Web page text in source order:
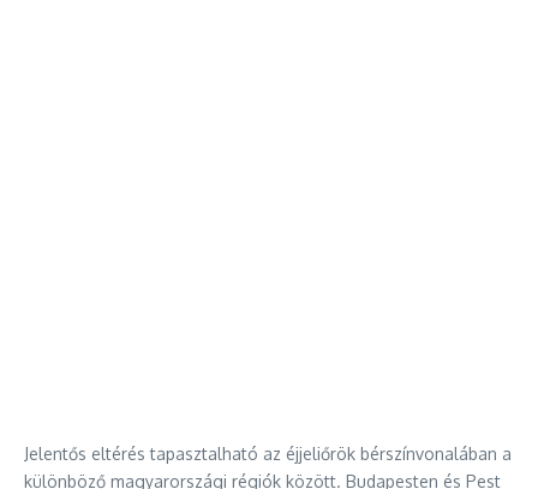
Jelentős eltérés tapasztalható az éjjeliőrök bérszínvonalában a
különböző magyarországi régiók között. Budapesten és Pest